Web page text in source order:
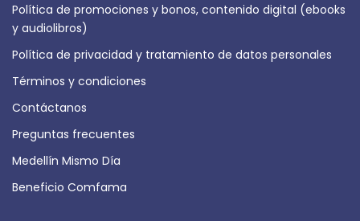
Política de promociones y bonos, contenido digital (ebooks
y audiolibros)
Política de privacidad y tratamiento de datos personales
Términos y condiciones
Contáctanos
Preguntas frecuentes
Medellín Mismo Día
Beneficio Comfama